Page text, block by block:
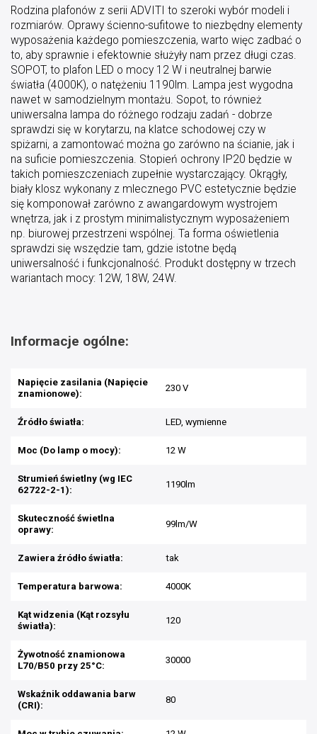
Rodzina plafonów z serii ADVITI to szeroki wybór modeli i
rozmiarów. Oprawy ścienno-sufitowe to niezbędny elementy
wyposażenia każdego pomieszczenia, warto więc zadbać o
to, aby sprawnie i efektownie służyły nam przez długi czas.
SOPOT, to plafon LED o mocy 12 W i neutralnej barwie
światła (4000K), o natężeniu 1190lm. Lampa jest wygodna
nawet w samodzielnym montażu. Sopot, to również
uniwersalna lampa do różnego rodzaju zadań - dobrze
sprawdzi się w korytarzu, na klatce schodowej czy w
spiżarni, a zamontować można go zarówno na ścianie, jak i
na suficie pomieszczenia. Stopień ochrony IP20 będzie w
takich pomieszczeniach zupełnie wystarczający. Okrągły,
biały klosz wykonany z mlecznego PVC estetycznie będzie
się komponował zarówno z awangardowym wystrojem
wnętrza, jak i z prostym minimalistycznym wyposażeniem
np. biurowej przestrzeni wspólnej. Ta forma oświetlenia
sprawdzi się wszędzie tam, gdzie istotne będą
uniwersalność i funkcjonalność. Produkt dostępny w trzech
wariantach mocy: 12W, 18W, 24W.
Informacje ogólne:
Napięcie zasilania (Napięcie
znamionowe):
230 V
Źródło światła: LED, wymienne
Moc (Do lamp o mocy): 12 W
Strumień świetlny (wg IEC
62722-2-1):
1190lm
Skuteczność świetlna
oprawy:
99lm/W
Zawiera źródło światła: tak
Temperatura barwowa: 4000K
Kąt widzenia (Kąt rozsyłu
światła):
120
Żywotność znamionowa
L70/B50 przy 25°C:
30000
Wskaźnik oddawania barw
(CRI):
80